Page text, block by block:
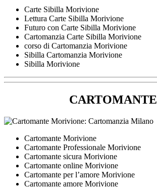
Carte Sibilla Morivione
Lettura Carte Sibilla Morivione
Futuro con Carte Sibilla Morivione
Cartomanzia Carte Sibilla Morivione
corso di Cartomanzia Morivione
Sibilla Cartomanzia Morivione
Sibilla Morivione
CARTOMANTE
Cartomante Morivione
Cartomante Professionale Morivione
Cartomante sicura Morivione
Cartomante online Morivione
Cartomante per l’amore Morivione
Cartomante amore Morivione